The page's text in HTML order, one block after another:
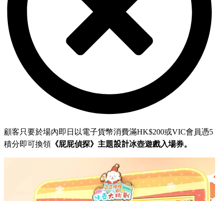
顧客只要於場內即日以電子貨幣消費滿HK$200或VIC會員憑5
積分即可換領 《屁屁偵探》主題設計冰壺遊戲入場券。